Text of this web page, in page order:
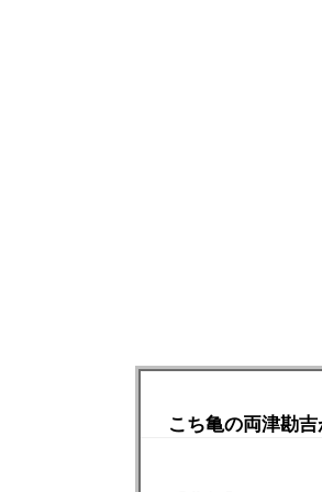
こち亀の両津勘